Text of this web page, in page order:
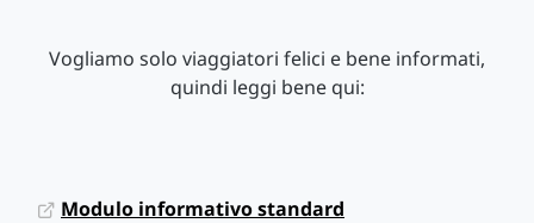
Vogliamo solo viaggiatori felici e bene informati,
quindi leggi bene qui:
Modulo informativo standard